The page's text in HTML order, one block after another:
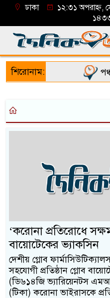
ঢাকা
১২:৩১ অপরাহ্ন,
১৪৩৩
শিরোনাম:
‘করোনা প্রতিরোধে
বায়োটেকের ভ্যাকসিন
দেশীয় গ্লোব
সহযোগী প্রতিষ্ঠান গ্লোব
(ডি৬১৪জি ভ্যারিয়েনটস
(টিকা) করোনা ভাইরাসকে